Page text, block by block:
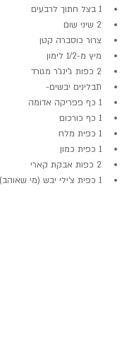
1 בצל חתוך לרבעים
2 שיני שום
צרור כוסברה קטן
מיץ מ-1/2 לימון
2 כפות ג'ינג'ר מגורד
תבלינים יבשים-
1 כף פפריקה אדומה
1 כף כורכום
1 כפית מלח
1 כפית כמון
2 כפות אבקת קארי
1 כפית צ'ילי יבש (מי שאוהב)